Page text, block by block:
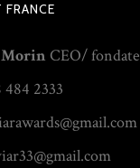
CEO/
2333